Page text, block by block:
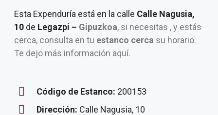
Esta Expenduría está en la calle Calle Nagusia,
10 de Legazpi – Gipuzkoa, si necesitas , y estás
cerca, consulta en tu estanco cerca su horario.
Te dejo más información aquí.
Código de Estanco: 200153
Dirección: Calle Nagusia, 10